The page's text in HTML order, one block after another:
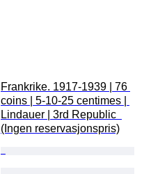
Frankrike. 1917-1939 | 76
coins | 5-10-25 centimes |
Lindauer | 3rd Republic
(Ingen reservasjonspris)